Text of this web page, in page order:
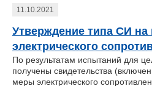
11.10.2021
Утверждение типа СИ
электрического
По результатам испытаний для
получены свидетельства
меры электрического